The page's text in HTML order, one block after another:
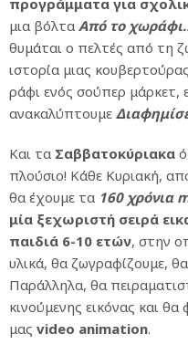
μια βόλτα Από το
θυμάται ο πελτές από τη
ιστορία μιας
ράφι ενός σούπερ μάρκετ,
ανακαλύπτουμε
Και τα Σαββατοκύριακα
πλούσιο! Κάθε Κυριακή,
θα έχουμε τα 160 χρόνια
μία ξεχωριστή σειρά
παιδιά 6-10 ετών, στην
υλικά, θα ζωγραφίζουμε,
Παράλληλα, θα
κινούμενης εικόνας και θα
μας video animation.